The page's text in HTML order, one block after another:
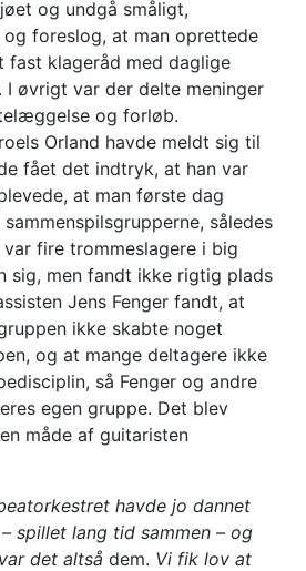
og undgå småligt,
foreslog, at man oprettede
fast klageråd med daglige
øvrigt var der delte meninger
og forløb.
Orland havde meldt sig til
fået det indtryk, at han var
at man første dag
således
fire trommeslagere i big
sig, men fandt ikke rigtig plads
Jens Fenger fandt, at
ikke skabte noget
og at mange deltagere ikke
så Fenger og andre
egen gruppe. Det blev
måde af guitaristen
havde jo dannet
spillet lang tid sammen – og
det altså dem. Vi fik lov at